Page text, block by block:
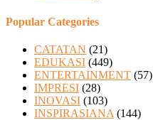
Popular Categories
CATATAN (21)
EDUKASI (449)
ENTERTAINMENT (57)
IMPRESI (28)
INOVASI (103)
INSPIRASIANA (144)